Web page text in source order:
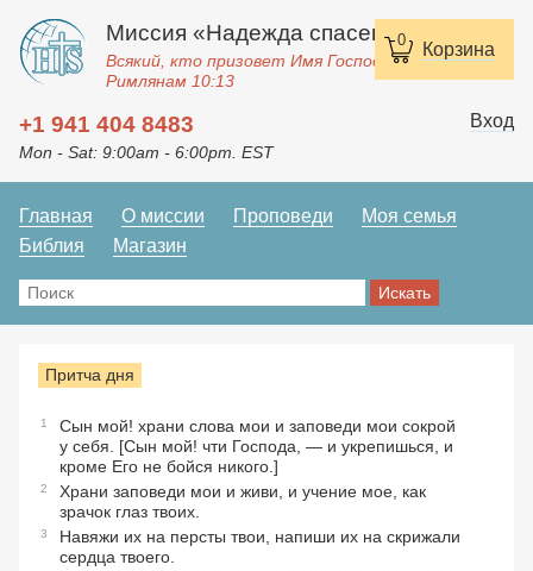
0 Корзина
Миссия «Надежда спасения»
Всякий, кто призовет Имя Господне, спасется.
Римлянам 10:13
+1 941 404 8483
Mon - Sat: 9:00am - 6:00pm. EST
Вход
Главная О миссии Проповеди
Моя семья
Библия
Магазин
Притча дня
1
Сын мой! храни слова мои и заповеди мои сокрой
у себя. [Сын мой! чти Господа, — и укрепишься, и
кроме Его не бойся никого.]
2
Храни заповеди мои и живи, и учение мое, как
зрачок глаз твоих.
3
Навяжи их на персты твои, напиши их на скрижали
сердца твоего.